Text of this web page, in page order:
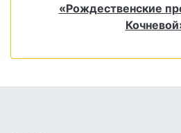
«Рождественские